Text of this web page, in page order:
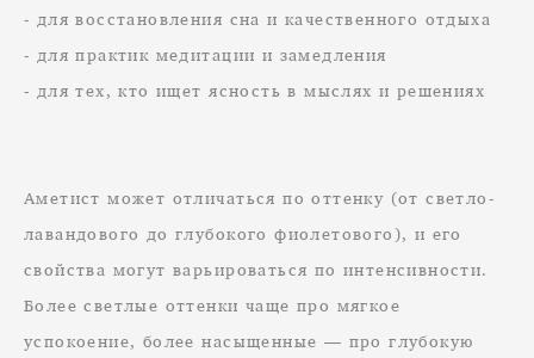
- для восстановления сна и качественного отдыха
- для практик медитации и замедления
- для тех, кто ищет ясность в мыслях и решениях
Аметист может отличаться по оттенку (от светло-
лавандового до глубокого фиолетового), и его
свойства могут варьироваться по интенсивности.
Более светлые оттенки чаще про мягкое
успокоение, более насыщенные — про глубокую